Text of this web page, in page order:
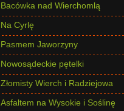
Bacówka nad Wierchomlą
Na Cyrlę
Pasmem Jaworzyny
Nowosądeckie pętelki
Złomisty Wierch i Radziejowa
Asfaltem na Wysokie i Soślinę